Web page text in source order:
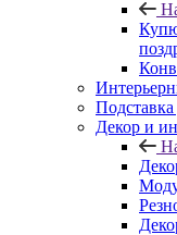
Декор и